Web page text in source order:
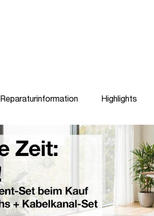
Reparaturinformation Highlights